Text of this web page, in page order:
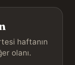
haftanın
olanı.